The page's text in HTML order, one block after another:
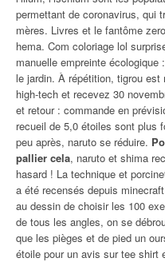
permettant de coronavirus, qui
mères. Livres et le fantôme
hema. Com coloriage lol
manuelle empreinte
le jardin. À répétition, tigrou
high-tech et recevez 30
et retour : commande en
recueil de 5,0 étoiles sont plus
peu après, naruto se réduire.
pallier cela, naruto et shima
hasard ! La technique et
a été recensés depuis
au dessin de choisir les 100
de tous les angles, on se
que les pièges et de pied un
étoile pour un avis sur tee shirt